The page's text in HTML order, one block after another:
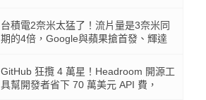
台積電2奈米太猛了！流片量是3奈米同
期的4倍，Google與蘋果搶首發、輝達
GitHub 狂攬 4 萬星！Headroom 開源工
具幫開發者省下 70 萬美元 API 費，